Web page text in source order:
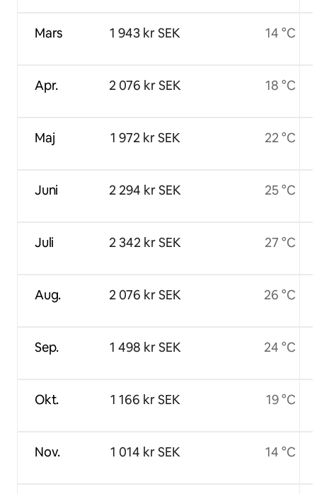
Mars
Apr.
Maj
Juni
Juli
Aug.
Sep.
Okt.
Nov.
1 943 kr SEK
2 076 kr SEK
1 972 kr SEK
2 294 kr SEK
2 342 kr SEK
2 076 kr SEK
1 498 kr SEK
1 166 kr SEK
1 014 kr SEK
14 °C
18 °C
22 °C
25 °C
27 °C
26 °C
24 °C
19 °C
14 °C